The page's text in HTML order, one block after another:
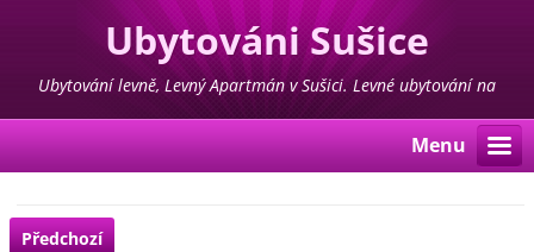
Ubytováni Sušice
Ubytování levně, Levný Apartmán v Sušici. Levné ubytování na
Šumavě ve středu města
Menu
Předchozí